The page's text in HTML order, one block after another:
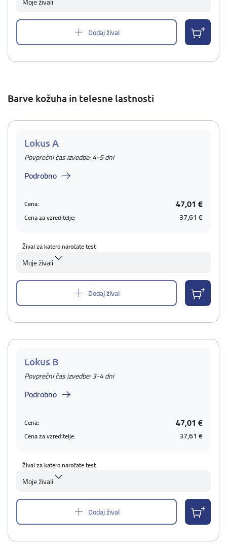
Dodaj žival
Barve kožuha in telesne lastnosti
Lokus A
Povprečni čas izvedbe: 4-5 dni
Podrobno
Cena: 47,01 €
Cena za vzreditelje: 37,61 €
Žival za katero naročate test
Moje živali
Dodaj žival
Lokus B
Povprečni čas izvedbe: 3-4 dni
Podrobno
Cena: 47,01 €
Cena za vzreditelje: 37,61 €
Žival za katero naročate test
Moje živali
Dodaj žival